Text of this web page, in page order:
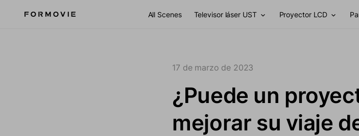
All Scenes Televisor láser UST Proyector LCD
17 de marzo de 2023
¿Puede un
mejorar su viaje